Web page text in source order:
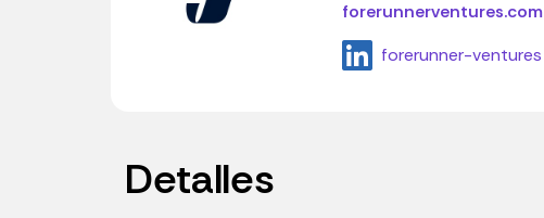
forerunnerventures.com
forerunner-ventures
Detalles